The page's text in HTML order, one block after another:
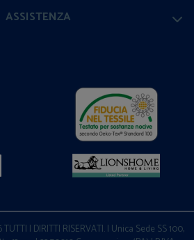
ASSISTENZA
I DIRITTI RISERVATI. | Unica Sede SS 100,